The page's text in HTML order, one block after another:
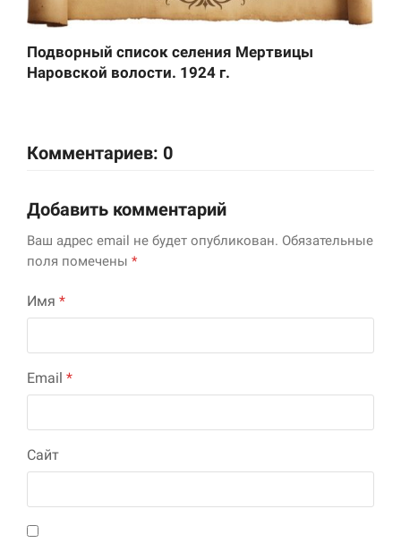
Подворный список селения Мертвицы
Наровской волости. 1924 г.
Комментариев: 0
Добавить комментарий
Ваш адрес email не будет опубликован. Обязательные
поля помечены *
Имя *
Email *
Сайт